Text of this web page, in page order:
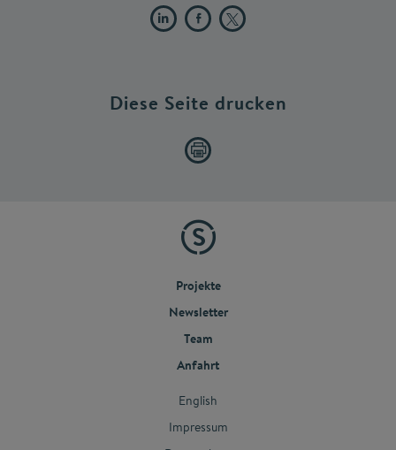
Diese Seite drucken
Projekte
Newsletter
Team
Anfahrt
English
Impressum